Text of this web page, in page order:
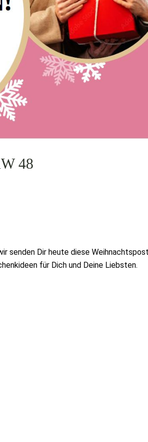
48
senden Dir heute diese
für Dich und Deine Liebsten.